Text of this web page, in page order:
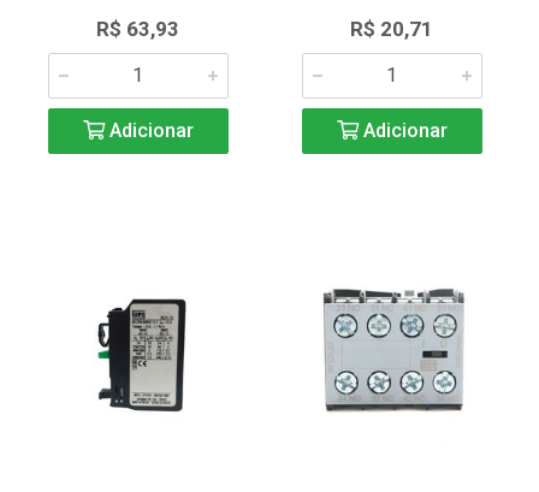
R$ 63,93
Adicionar
R$ 20,71
Adicionar